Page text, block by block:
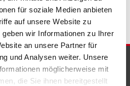
für soziale Medien anbieten
auf unsere Website zu
wir Informationen zu Ihrer
an unsere Partner für
und Analysen weiter. Unsere
möglicherweise mit
die Sie ihnen bereitgestellt